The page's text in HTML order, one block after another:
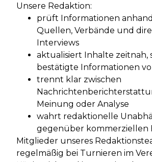
Unsere Redaktion:
prüft Informationen
Quellen, Verbände und
Interviews
aktualisiert Inhalte zeitnah,
bestätigte Informationen
trennt klar zwischen
Meinung oder Analyse
wahrt redaktionelle
gegenüber kommerziellen
Mitglieder unseres
regelmäßig bei Turnieren im